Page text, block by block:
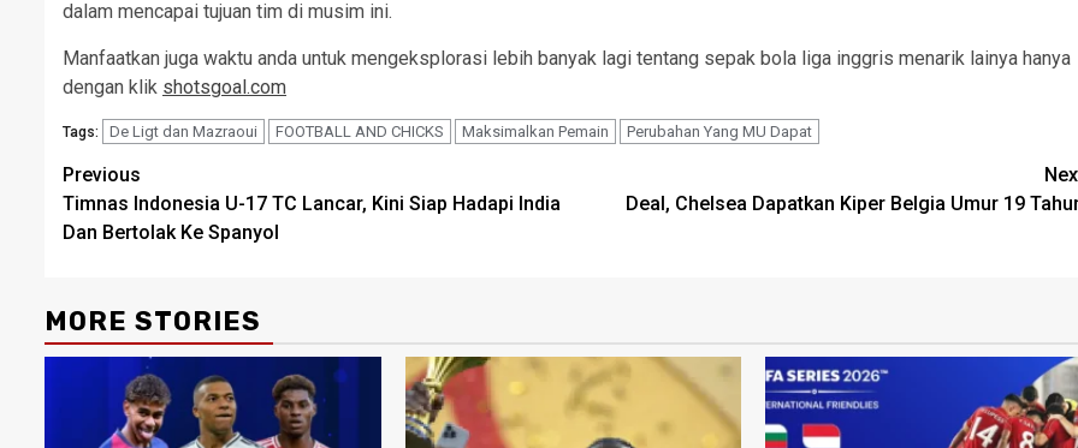
dalam mencapai tujuan tim di musim ini.
Manfaatkan juga waktu anda untuk mengeksplorasi lebih banyak lagi tentang sepak bola liga inggris menarik lainya hanya
dengan klik shotsgoal.com
Tags: De Ligt dan Mazraoui FOOTBALL AND CHICKS Maksimalkan Pemain Perubahan Yang MU Dapat
Post
navigation
Previous
Timnas Indonesia U-17 TC Lancar, Kini Siap Hadapi India
Dan Bertolak Ke Spanyol
Deal, Chelsea Dapatkan Kiper Belgia Umur 19
MORE STORIES